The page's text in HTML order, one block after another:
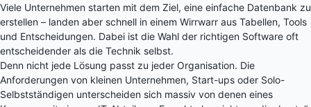
Viele Unternehmen starten mit dem Ziel, eine einfache Datenbank zu
erstellen – landen aber schnell in einem Wirrwarr aus Tabellen, Tools
und Entscheidungen. Dabei ist die Wahl der richtigen Software oft
entscheidender als die Technik selbst.
Denn nicht jede Lösung passt zu jeder Organisation. Die
Anforderungen von kleinen Unternehmen, Start-ups oder Solo-
Selbstständigen unterscheiden sich massiv von denen eines